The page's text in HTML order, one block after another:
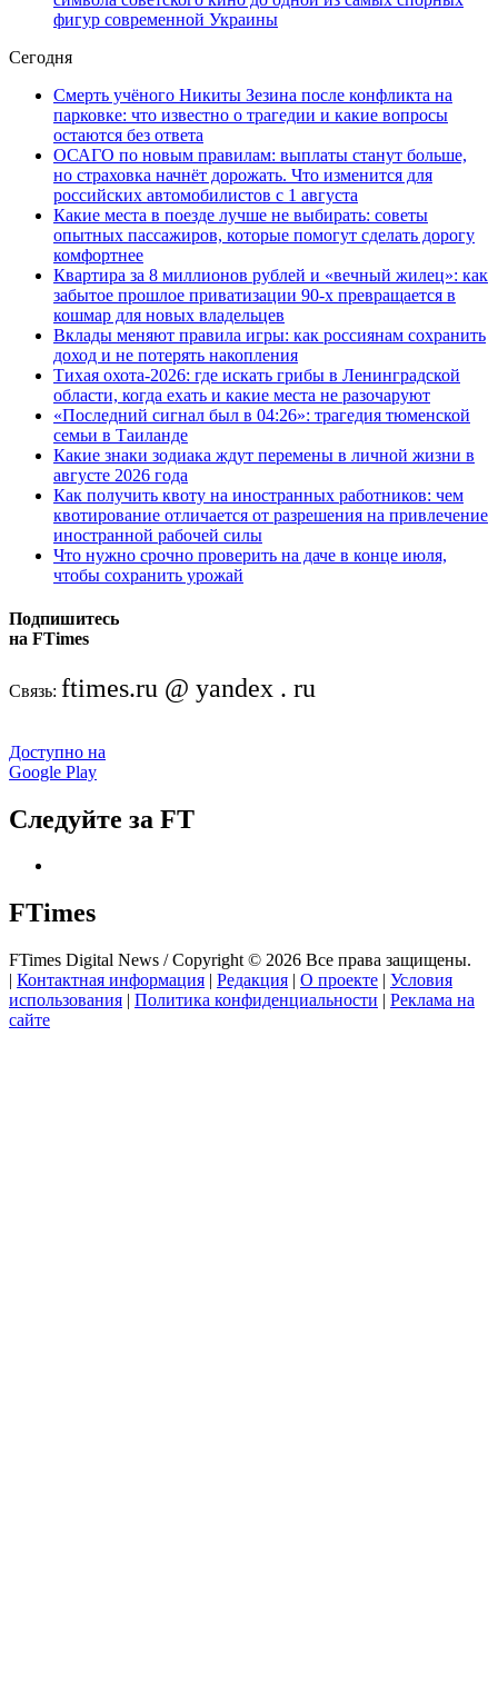
фигур современной Украины
Сегодня
Смерть учёного Никиты Зезина после конфликта на
парковке: что известно о трагедии и какие вопросы
остаются без ответа
ОСАГО по новым правилам: выплаты станут больше,
но страховка начнёт дорожать. Что изменится для
российских автомобилистов с 1 августа
Какие места в поезде лучше не выбирать: советы
опытных пассажиров, которые помогут сделать дорогу
комфортнее
Квартира за 8 миллионов рублей и «вечный жилец»: как
забытое прошлое приватизации 90-х превращается в
кошмар для новых владельцев
Вклады меняют правила игры: как россиянам сохранить
доход и не потерять накопления
Тихая охота-2026: где искать грибы в Ленинградской
области, когда ехать и какие места не разочаруют
«Последний сигнал был в 04:26»: трагедия тюменской
семьи в Таиланде
Какие знаки зодиака ждут перемены в личной жизни в
августе 2026 года
Как получить квоту на иностранных работников: чем
квотирование отличается от разрешения на привлечение
иностранной рабочей силы
Что нужно срочно проверить на даче в конце июля,
чтобы сохранить урожай
Подпишитесь
на FTimes
Связь: ftimes.ru @ yandex . ru
Доступно на
Google Play
Следуйте за FT
FTimes
FTimes Digital News / Copyright © 2026 Все права защищены.
| Контактная информация | Редакция | О проекте | Условия
использования | Политика конфиденциальности | Реклама на
сайте